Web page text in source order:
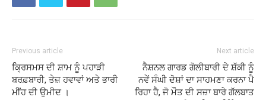
Previous article
ਕ੍ਰਿਸਮਸ ਦੀ ਸ਼ਾਮ ਨੂੰ ਪਹਾੜੀ
ਬਰਫ਼ਬਾਰੀ, ਤੇਜ਼ ਹਵਾਵਾਂ ਅਤੇ ਭਾਰੀ
ਮੀਂਹ ਦੀ ਉਮੀਦ ।
Next article
ਨੈਸ਼ਨਲ ਗਾਰਡ ਗੋਲੀਬਾਰੀ ਦੇ ਸ਼ੱਕੀ ਨੂੰ
ਨਵੇਂ ਸੰਘੀ ਦੋਸ਼ਾਂ ਦਾ ਸਾਹਮਣਾ ਕਰਨਾ ਪੈ
ਰਿਹਾ ਹੈ, ਜੋ ਮੌਤ ਦੀ ਸਜ਼ਾ ਬਾਰੇ ਗੱਲਬਾਤ